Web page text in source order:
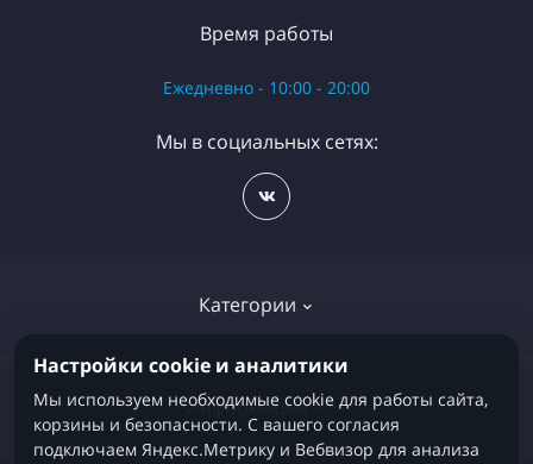
Категории
Детские кровати
Детские матрасы
Информация
Время работы
Ежедневно - 10:00 - 20:00
Мы в социальных сетях:
Настройки cookie и аналитики
Мы используем необходимые cookie для работы сайта,
корзины и безопасности. С вашего согласия
подключаем Яндекс.Метрику и Вебвизор для анализа